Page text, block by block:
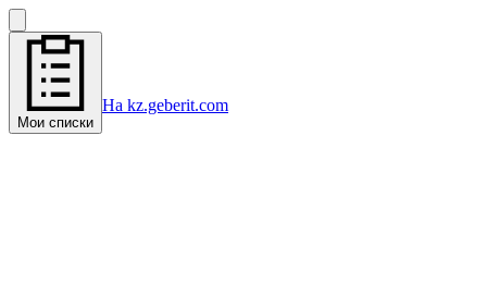
Мои списки
На kz.geberit.com